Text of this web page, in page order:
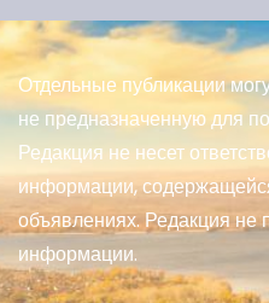
Отдельные публикации
не предназначенную для
Редакция не несет
информации,
объявлениях. Редакция не
информации.